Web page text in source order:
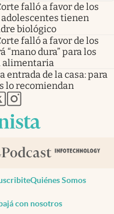
falló a favor de los
tienen
biológico
falló a favor de los
“mano dura” para los
alimentaria
entrada de la casa: para
lo recomiendan
pestaña
nueva pestaña
en nueva pestaña
abre en nueva pestaña
abre en nueva pestaña
Quiénes Somos
con nosotros